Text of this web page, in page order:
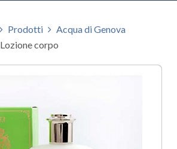
Prodotti
Acqua di Genova
Lozione corpo